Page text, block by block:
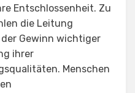
Entschlossenheit. Zu
die Leitung
Gewinn wichtiger
ihrer
Menschen